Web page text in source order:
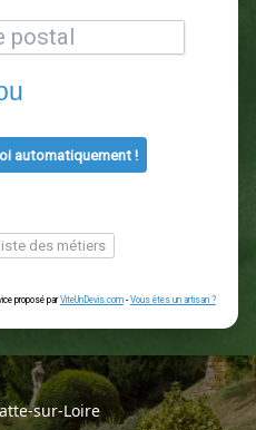
postal ou la
ou
sur-Loire